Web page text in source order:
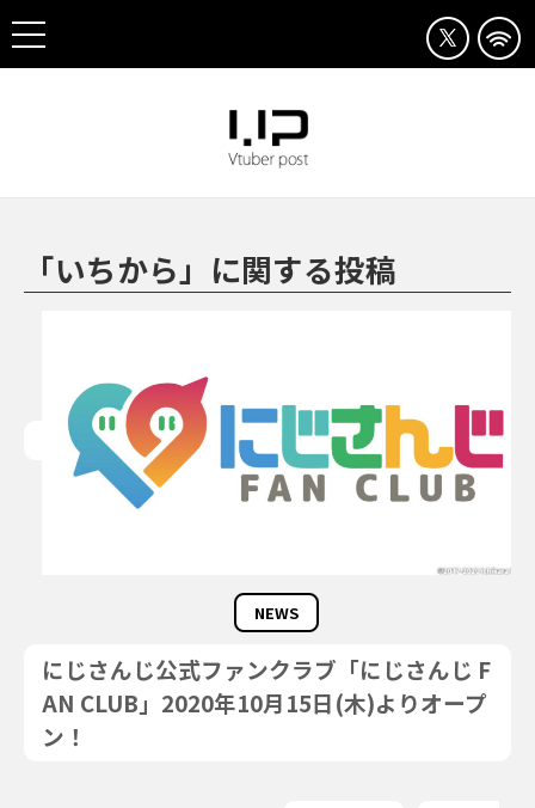
「いちから」に関する投稿
NEWS
にじさんじ公式ファンクラブ「にじさんじ F
AN CLUB」2020年10月15日(木)よりオープ
ン！